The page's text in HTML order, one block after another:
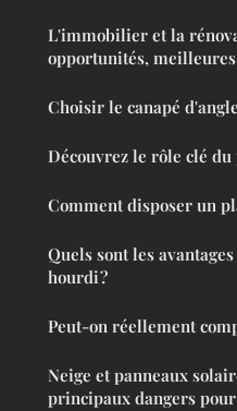
L'immobilier et la
opportunités,
Choisir le canapé
Découvrez le rôle clé
Comment disposer un
Quels sont les
hourdi ?
Peut-on réellement
Neige et panneaux
principaux dangers